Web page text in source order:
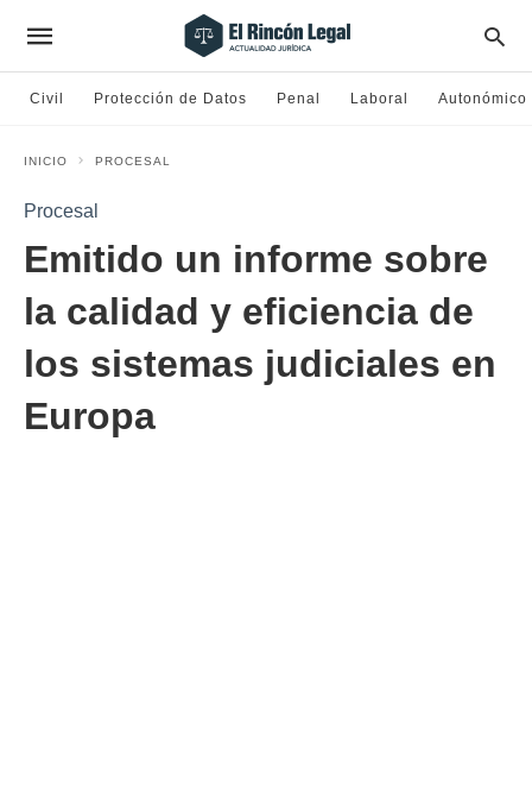
Civil Protección de Datos Penal Laboral Autonómico
INICIO PROCESAL
Procesal
Emitido un informe sobre
la calidad y eficiencia de
los sistemas judiciales en
Europa